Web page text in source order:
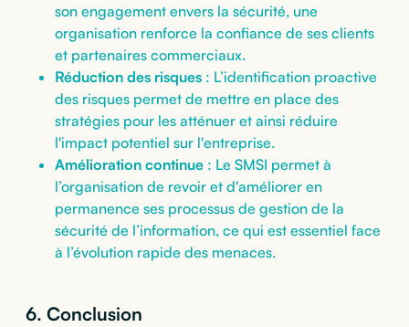
son engagement envers la sécurité, une
organisation renforce la confiance de ses clients
et partenaires commerciaux.
Réduction des risques: L’identification proactive
des risques permet de mettre en place des
stratégies pour les atténuer et ainsi réduire
l'impact potentiel sur l'entreprise.
Amélioration continue: Le SMSI permet à
l’organisation de revoir et d'améliorer en
permanence ses processus de gestion de la
sécurité de l’information, ce qui est essentiel face
à l’évolution rapide des menaces.
6. Conclusion